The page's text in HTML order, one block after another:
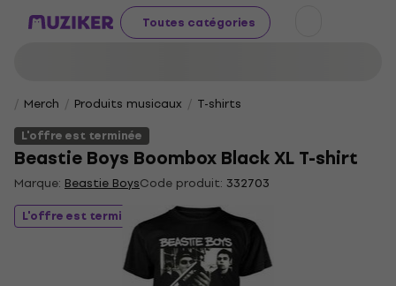
Toutes catégories
Merch Produits musicaux
T-shirts
L'offre est terminée
Beastie Boys Boombox Black XL T-shirt
Marque: Beastie BoysCode produit: 332703
L'offre est terminée